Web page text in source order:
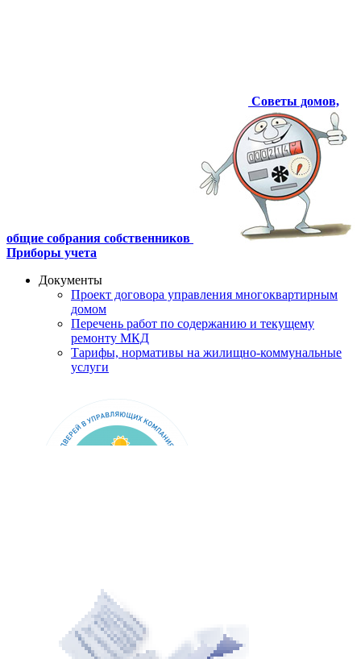
Советы домов,
общие собрания собственников
Приборы учета
Документы
Проект договора управления многоквартирным
домом
Перечень работ по содержанию и текущему
ремонту МКД
Тарифы, нормативы на жилищно-коммунальные
услуги